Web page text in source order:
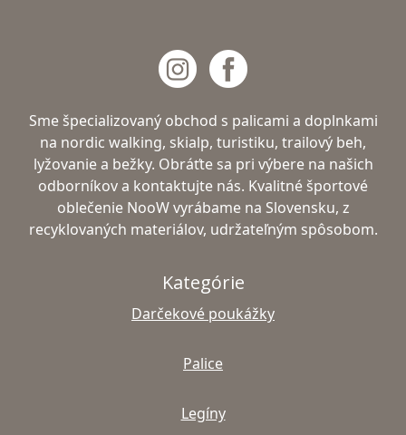
Sme špecializovaný obchod s palicami a doplnkami
na nordic walking, skialp, turistiku, trailový beh,
lyžovanie a bežky. Obráťte sa pri výbere na našich
odborníkov a kontaktujte nás. Kvalitné športové
oblečenie NooW vyrábame na Slovensku, z
recyklovaných materiálov, udržateľným spôsobom.
Kategórie
Darčekové poukážky
Palice
Legíny